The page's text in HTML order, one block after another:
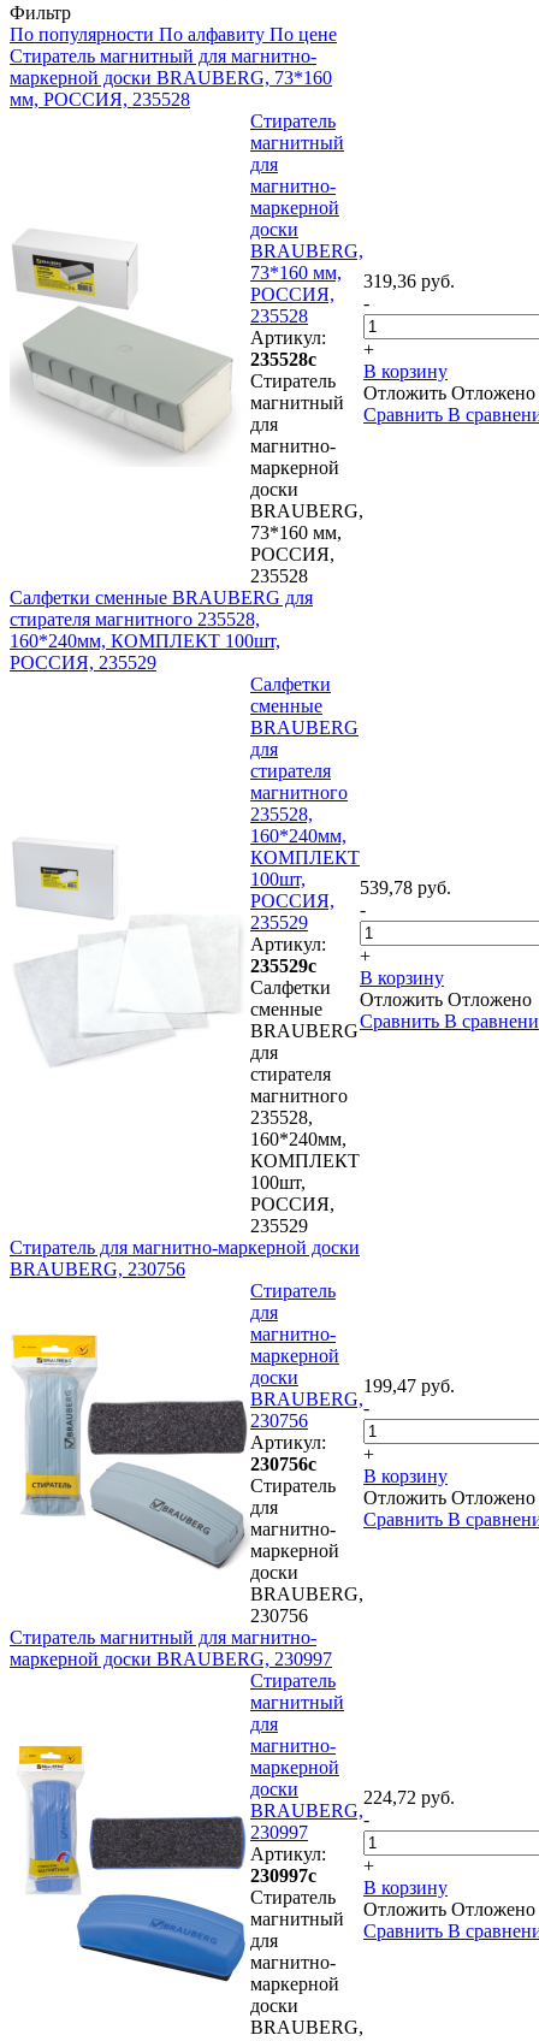
Фильтр
По популярности По алфавиту По цене
Стиратель магнитный для магнитно-
маркерной доски BRAUBERG, 73*160
мм, РОССИЯ, 235528
Стиратель
магнитный
для
магнитно-
маркерной
доски
BRAUBERG,
73*160 мм,
РОССИЯ,
235528
Артикул:
235528с
Стиратель
магнитный
для
магнитно-
маркерной
доски
BRAUBERG,
73*160 мм,
РОССИЯ,
235528
319,36 руб.
-
+
В корзину
Отложить Отложено
Сравнить В
Салфетки сменные BRAUBERG для
стирателя магнитного 235528,
160*240мм, КОМПЛЕКТ 100шт,
РОССИЯ, 235529
Салфетки
сменные
BRAUBERG
для
стирателя
магнитного
235528,
160*240мм,
КОМПЛЕКТ
100шт,
РОССИЯ,
235529
Артикул:
235529с
Салфетки
сменные
BRAUBERG
для
стирателя
магнитного
235528,
160*240мм,
КОМПЛЕКТ
100шт,
РОССИЯ,
235529
539,78 руб.
-
+
В корзину
Отложить Отложено
Сравнить В
Стиратель для магнитно-маркерной доски
BRAUBERG, 230756
Стиратель
для
магнитно-
маркерной
доски
BRAUBERG,
230756
Артикул:
230756с
Стиратель
для
магнитно-
маркерной
доски
BRAUBERG,
230756
199,47 руб.
-
+
В корзину
Отложить Отложено
Сравнить В
Стиратель магнитный для магнитно-
маркерной доски BRAUBERG, 230997
Стиратель
магнитный
для
магнитно-
маркерной
доски
BRAUBERG,
230997
Артикул:
230997с
Стиратель
магнитный
для
магнитно-
маркерной
доски
BRAUBERG,
224,72 руб.
-
+
В корзину
Отложить Отложено
Сравнить В